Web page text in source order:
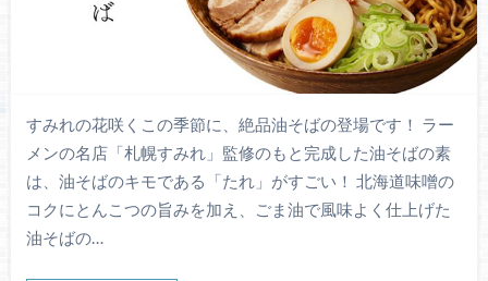
すみれの花咲くこの季節に、絶品油そばの登場です！ ラー
メンの名店「札幌すみれ」監修のもと完成した油そばの素
は、油そばのキモである「たれ」がすごい！ 北海道味噌の
コクにとんこつの旨みを加え、ごま油で風味よく仕上げた
油そばの…